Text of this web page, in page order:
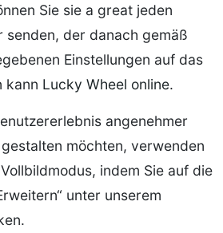
Sie sie a great jeden
senden, der danach gemäß
Einstellungen auf das
kann Lucky Wheel online.
angenehmer
möchten, verwenden
indem Sie auf die
unter unserem